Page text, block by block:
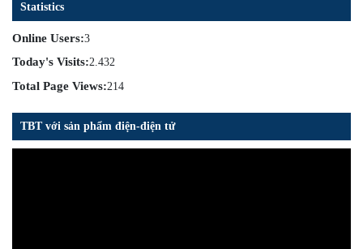
Statistics
Online Users:3
Today's Visits:2.432
Total Page Views:214
TBT với sản phẩm điện-điện tử